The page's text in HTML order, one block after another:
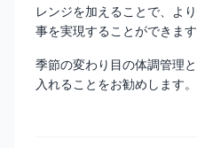
レンジを加えることで、よ
事を実現することができます
季節の変わり目の体調管理
入れることをお勧めします。